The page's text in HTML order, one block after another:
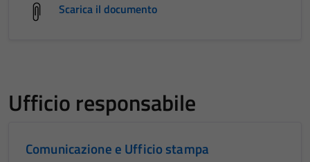
Scarica il documento
Ufficio responsabile
Comunicazione e Ufficio stampa